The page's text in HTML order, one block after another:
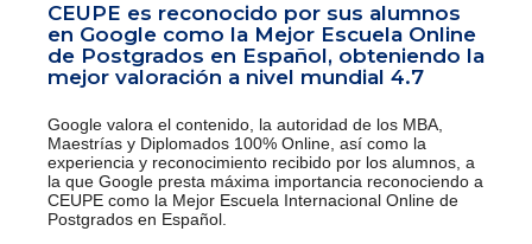
CEUPE es reconocido por sus alumnos
en Google como la Mejor Escuela Online
de Postgrados en Español, obteniendo la
mejor valoración a nivel mundial 4.7
Google valora el contenido, la autoridad de los MBA,
Maestrías y Diplomados 100% Online, así como la
experiencia y reconocimiento recibido por los alumnos, a
la que Google presta máxima importancia reconociendo a
CEUPE como la Mejor Escuela Internacional Online de
Postgrados en Español.